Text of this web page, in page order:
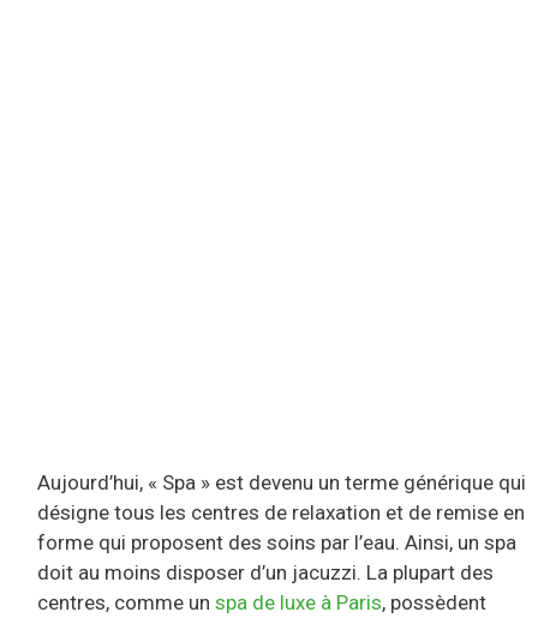
Aujourd’hui, « Spa » est devenu un terme générique qui
désigne tous les centres de relaxation et de remise en
forme qui proposent des soins par l’eau. Ainsi, un spa
doit au moins disposer d’un jacuzzi. La plupart des
centres, comme unspa de luxe à Paris, possèdent